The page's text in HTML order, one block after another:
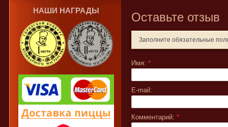
НАШИ НАГРАДЫ Оставьте отзыв
Заполните обязательные
Имя: *
E-mail:
Комментарий: *